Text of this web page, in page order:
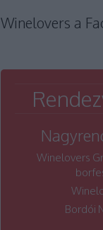
Winelovers a
Winelovers
Bordói